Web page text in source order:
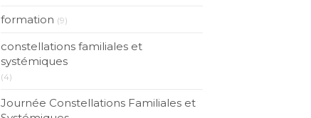
formation (9)
constellations familiales et
systémiques
(4)
Journée Constellations Familiales et